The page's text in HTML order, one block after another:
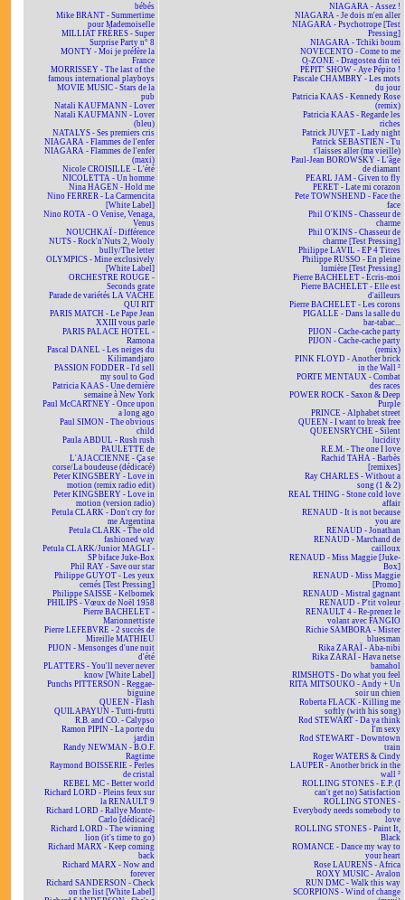
bébés
Mike BRANT - Summertime
pour Mademoiselle
MILLIAT FRÈRES - Super
Surprise Party n° 8
MONTY - Moi je préfère la
France
MORRISSEY - The last of the
famous international playboys
MOVIE MUSIC - Stars de la
pub
Natali KAUFMANN - Lover
Natali KAUFMANN - Lover
(bleu)
NATALYS - Ses premiers cris
NIAGARA - Flammes de l'enfer
NIAGARA - Flammes de l'enfer
(maxi)
Nicole CROISILLE - L'été
NICOLETTA - Un homme
Nina HAGEN - Hold me
Nino FERRER - La Carmencita
[White Label]
Nino ROTA - O Venise, Venaga,
Venus
NOUCHKAÏ - Différence
NUTS - Rock'n'Nuts 2, Wooly
bully/The letter
OLYMPICS - Mine exclusively
[White Label]
ORCHESTRE ROUGE -
Seconds grate
Parade de variétés LA VACHE
QUI RIT
PARIS MATCH - Le Pape Jean
XXIII vous parle
PARIS PALACE HOTEL -
Ramona
Pascal DANEL - Les neiges du
Kilimandjaro
PASSION FODDER - I'd sell
my soul to God
Patricia KAAS - Une dernière
semaine à New York
Paul McCARTNEY - Once upon
a long ago
Paul SIMON - The obvious
child
Paula ABDUL - Rush rush
PAULETTE de
L'AJACCIENNE - Ça se
corse/La boudeuse (dédicacé)
Peter KINGSBERY - Love in
motion (remix radio edit)
Peter KINGSBERY - Love in
motion (version radio)
Petula CLARK - Don't cry for
me Argentina
Petula CLARK - The old
fashioned way
Petula CLARK/Junior MAGLI -
SP biface Juke-Box
Phil RAY - Save our star
Philippe GUYOT - Les yeux
cernés [Test Pressing]
Philippe SAISSE - Kelbomek
PHILIPS - Vœux de Noël 1958
Pierre BACHELET -
Marionnettiste
Pierre LEFEBVRE - 2 succès de
Mireille MATHIEU
PIJON - Mensonges d'une nuit
d'été
PLATTERS - You'll never never
know [White Label]
Punchs PITTERSON - Reggae-
biguine
QUEEN - Flash
QUILAPAYUN - Tutti-frutti
R.B. and CO. - Calypso
Ramon PIPIN - La porte du
jardin
Randy NEWMAN - B.O.F.
Ragtime
Raymond BOISSERIE - Perles
de cristal
REBEL MC - Better world
Richard LORD - Pleins feux sur
la RENAULT 9
Richard LORD - Rallye Monte-
Carlo [dédicacé]
Richard LORD - The winning
lion (it's time to go)
Richard MARX - Keep coming
back
Richard MARX - Now and
forever
Richard SANDERSON - Check
on the list [White Label]
NIAGARA - Assez !
NIAGARA - Je dois m'en aller
NIAGARA - Psychotrope [Test
Pressing]
NIAGARA - Tchiki boum
NOVECENTO - Come to me
O-ZONE - Dragostea din teï
PÉPIT' SHOW - Aye Pépito !
Pascale CHAMBRY - Les mots
du jour
Patricia KAAS - Kennedy Rose
(remix)
Patricia KAAS - Regarde les
riches
Patrick JUVET - Lady night
Patrick SÉBASTIEN - Tu
t'laisses aller (ma vieille)
Paul-Jean BOROWSKY - L'âge
de diamant
PEARL JAM - Given to fly
PERET - Late mi corazon
Pete TOWNSHEND - Face the
face
Phil O'KINS - Chasseur de
charme
Phil O'KINS - Chasseur de
charme [Test Pressing]
Philippe LAVIL - EP 4 Titres
Philippe RUSSO - En pleine
lumière [Test Pressing]
Pierre BACHELET - Écris-moi
Pierre BACHELET - Elle est
d'ailleurs
Pierre BACHELET - Les corons
PIGALLE - Dans la salle du
bar-tabac...
PIJON - Cache-cache party
PIJON - Cache-cache party
(remix)
PINK FLOYD - Another brick
in the Wall ²
PORTE MENTAUX - Combat
des races
POWER ROCK - Saxon & Deep
Purple
PRINCE - Alphabet street
QUEEN - I want to break free
QUEENSRYCHE - Silent
lucidity
R.E.M. - The one I love
Rachid TAHA - Barbès
[remixes]
Ray CHARLES - Without a
song (1 & 2)
REAL THING - Stone cold love
affair
RENAUD - It is not because
you are
RENAUD - Jonathan
RENAUD - Marchand de
cailloux
RENAUD - Miss Maggie [Juke-
Box]
RENAUD - Miss Maggie
[Promo]
RENAUD - Mistral gagnant
RENAUD - P'tit voleur
RENAULT 4 - Re-prenez le
volant avec FANGIO
Richie SAMBORA - Mister
bluesman
Rika ZARAÏ - Aba-nibi
Rika ZARAÏ - Hava netse
bamahol
RIMSHOTS - Do what you feel
RITA MITSOUKO - Andy + Un
soir un chien
Roberta FLACK - Killing me
softly (with his song)
Rod STEWART - Da ya think
I'm sexy
Rod STEWART - Downtown
train
Roger WATERS & Cindy
LAUPER - Another brick in the
wall ²
ROLLING STONES - E.P. (I
can't get no) Satisfaction
ROLLING STONES -
Everybody needs somebody to
love
ROLLING STONES - Paint It,
Black
ROMANCE - Dance my way to
your heart
Rose LAURENS - Africa
ROXY MUSIC - Avalon
RUN DMC - Walk this way
SCORPIONS - Wind of change